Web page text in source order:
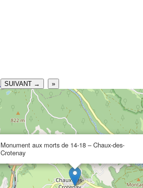
SUIVANT → »
Monument aux morts de 14-18 – Chaux-des-
Crotenay